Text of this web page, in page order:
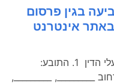
בגין פרסום
אינטרנט
דוגמא לכתב תביעה: א. תיאור של בעלי הדין 1. התובע:
_________, _________,